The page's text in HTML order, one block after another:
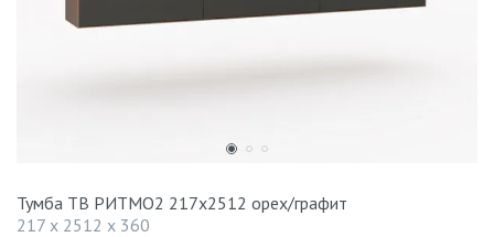
Тумба ТВ РИТМО2 217х2512 орех/графит
217 x 2512 x 360